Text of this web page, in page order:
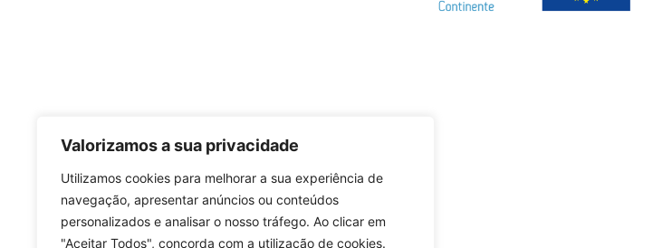
Valorizamos a sua privacidade
Utilizamos cookies para melhorar a sua experiência de
navegação, apresentar anúncios ou conteúdos
personalizados e analisar o nosso tráfego. Ao clicar em
"Aceitar Todos", concorda com a utilização de cookies.